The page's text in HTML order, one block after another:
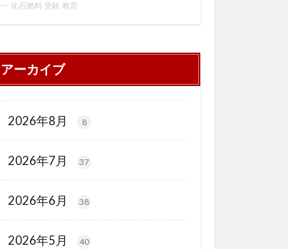
一 化石燃料 受験 教育
アーカイブ
2026年8月 8
2026年7月 37
2026年6月 38
2026年5月 40